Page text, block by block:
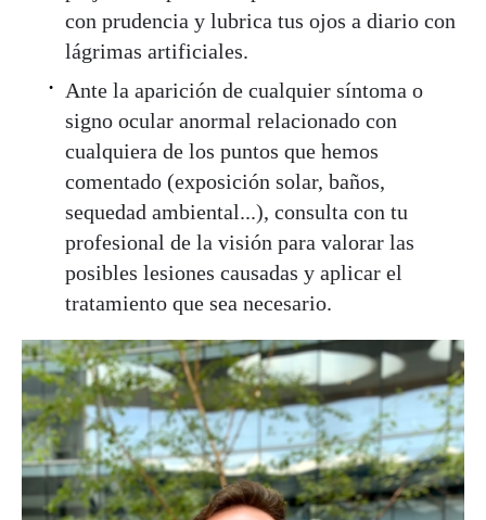
con prudencia y lubrica tus ojos a diario con
lágrimas artificiales.
Ante la aparición de cualquier síntoma o
signo ocular anormal relacionado con
cualquiera de los puntos que hemos
comentado (exposición solar, baños,
sequedad ambiental...), consulta con tu
profesional de la visión para valorar las
posibles lesiones causadas y aplicar el
tratamiento que sea necesario.